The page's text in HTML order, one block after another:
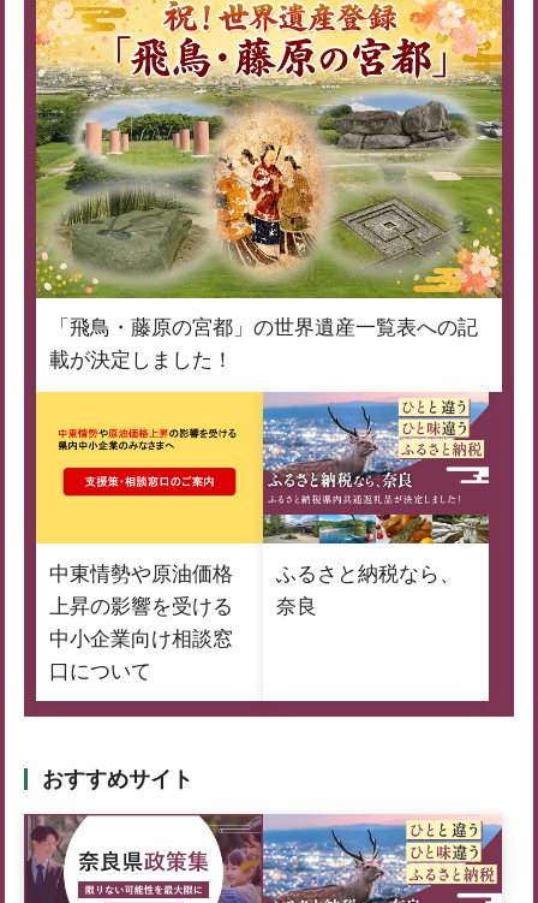
「飛鳥・藤原の宮都」の世界遺産一覧表への記
載が決定しました！
中東情勢や原油価格
上昇の影響を受ける
中小企業向け相談窓
口について
ふるさと納税なら、
奈良
おすすめサイト